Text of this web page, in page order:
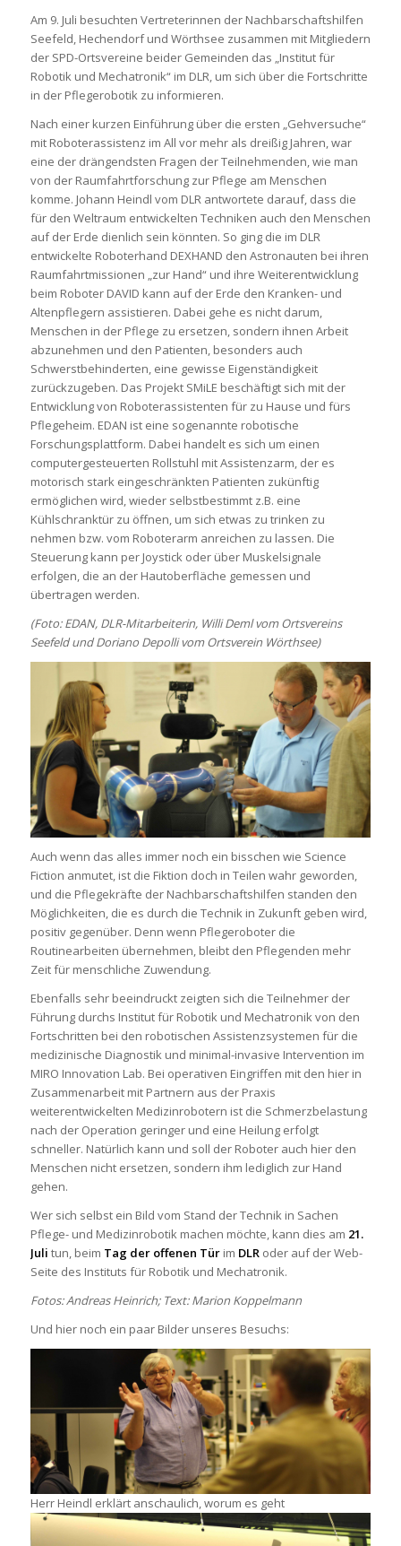
Am 9. Juli besuchten Vertreterinnen der Nachbarschaftshilfen
Seefeld, Hechendorf und Wörthsee zusammen mit Mitgliedern
der SPD-Ortsvereine beider Gemeinden das „Institut für
Robotik und Mechatronik“ im DLR, um sich über die Fortschritte
in der Pflegerobotik zu informieren.
Nach einer kurzen Einführung über die ersten „Gehversuche“
mit Roboterassistenz im All vor mehr als dreißig Jahren, war
eine der drängendsten Fragen der Teilnehmenden, wie man
von der Raumfahrtforschung zur Pflege am Menschen
komme. Johann Heindl vom DLR antwortete darauf, dass die
für den Weltraum entwickelten Techniken auch den Menschen
auf der Erde dienlich sein könnten. So ging die im DLR
entwickelte Roboterhand DEXHAND den Astronauten bei ihren
Raumfahrtmissionen „zur Hand“ und ihre Weiterentwicklung
beim Roboter DAVID kann auf der Erde den Kranken- und
Altenpflegern assistieren. Dabei gehe es nicht darum,
Menschen in der Pflege zu ersetzen, sondern ihnen Arbeit
abzunehmen und den Patienten, besonders auch
Schwerstbehinderten, eine gewisse Eigenständigkeit
zurückzugeben. Das Projekt SMiLE beschäftigt sich mit der
Entwicklung von Roboterassistenten für zu Hause und fürs
Pflegeheim. EDAN ist eine sogenannte robotische
Forschungsplattform. Dabei handelt es sich um einen
computergesteuerten Rollstuhl mit Assistenzarm, der es
motorisch stark eingeschränkten Patienten zukünftig
ermöglichen wird, wieder selbstbestimmt z.B. eine
Kühlschranktür zu öffnen, um sich etwas zu trinken zu
nehmen bzw. vom Roboterarm anreichen zu lassen. Die
Steuerung kann per Joystick oder über Muskelsignale
erfolgen, die an der Hautoberfläche gemessen und
übertragen werden.
(Foto: EDAN, DLR-Mitarbeiterin, Willi Deml vom Ortsvereins
Seefeld und Doriano Depolli vom Ortsverein Wörthsee)
Auch wenn das alles immer noch ein bisschen wie Science
Fiction anmutet, ist die Fiktion doch in Teilen wahr geworden,
und die Pflegekräfte der Nachbarschaftshilfen standen den
Möglichkeiten, die es durch die Technik in Zukunft geben wird,
positiv gegenüber. Denn wenn Pflegeroboter die
Routinearbeiten übernehmen, bleibt den Pflegenden mehr
Zeit für menschliche Zuwendung.
Ebenfalls sehr beeindruckt zeigten sich die Teilnehmer der
Führung durchs Institut für Robotik und Mechatronik von den
Fortschritten bei den robotischen Assistenzsystemen für die
medizinische Diagnostik und minimal-invasive Intervention im
MIRO Innovation Lab. Bei operativen Eingriffen mit den hier in
Zusammenarbeit mit Partnern aus der Praxis
weiterentwickelten Medizinrobotern ist die Schmerzbelastung
nach der Operation geringer und eine Heilung erfolgt
schneller. Natürlich kann und soll der Roboter auch hier den
Menschen nicht ersetzen, sondern ihm lediglich zur Hand
gehen.
Wer sich selbst ein Bild vom Stand der Technik in Sachen
Pflege- und Medizinrobotik machen möchte, kann dies am 21.
Juli tun, beim Tag der offenen Türim DLRoder auf der Web-
Seite des Instituts für Robotik und Mechatronik.
Fotos: Andreas Heinrich; Text: Marion Koppelmann
Und hier noch ein paar Bilder unseres Besuchs:
Herr Heindl erklärt anschaulich, worum es geht